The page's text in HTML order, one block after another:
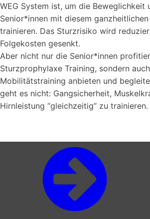
WEG System ist, um die
Senior*innen mit diesem
trainieren. Das Sturzrisiko wird
Folgekosten gesenkt.
Aber nicht nur die Senior*innen
Sturzprophylaxe Training, sondern
Mobilitätstraining anbieten und
geht es nicht: Gangsicherheit,
Hirnleistung “gleichzeitig” zu trainieren.